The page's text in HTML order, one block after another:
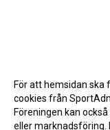
För att hemsidan ska
cookies från
Föreningen kan
eller marknadsföring.